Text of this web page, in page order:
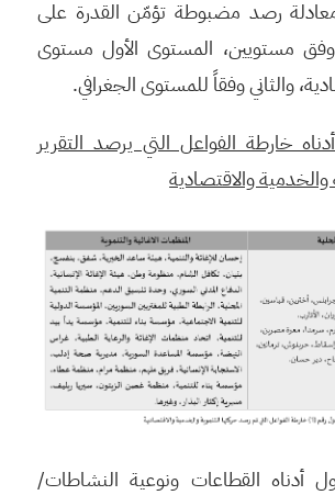
معادلة رصد مضبوطة تؤمّن القدرة على
وفق مستويين، المستوى الأول مستوى
والثاني وفقاً للمستوى الجغرافي.
خارطة الفواعل التي يرصد التقرير
والخدمية والاقتصادية
أدناه القطاعات ونوعية النشاطات/